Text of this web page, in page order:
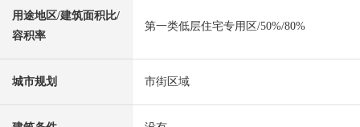
用途地区/建筑面积比/
容积率
第一类低层住宅专用区/50%/80%
城市规划 市街区域